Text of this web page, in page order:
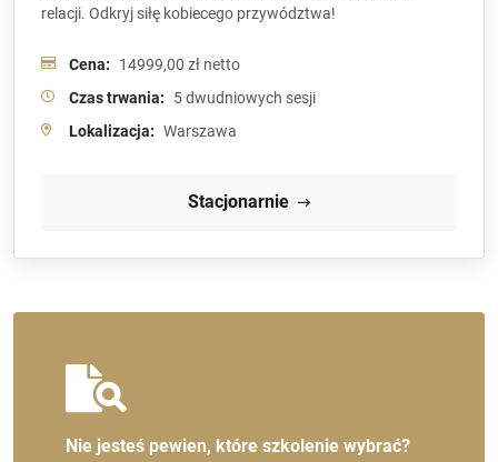
relacji. Odkryj siłę kobiecego przywództwa!
Cena:
14999,00 zł netto
Czas trwania:
5 dwudniowych sesji
Lokalizacja: Warszawa
Stacjonarnie
Nie jesteś pewien, które szkolenie wybrać?